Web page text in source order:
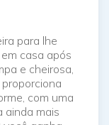
para lhe
casa após
e cheirosa,
com uma
ainda mais